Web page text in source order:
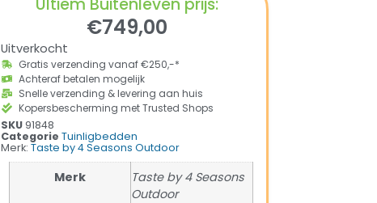
Ultiem Buitenleven prijs:
€749,00
Uitverkocht
Gratis verzending vanaf €250,-*
Achteraf betalen mogelijk
Snelle verzending & levering aan huis
Kopersbescherming met Trusted Shops
SKU91848
Categorie Tuinligbedden
Merk: Taste by 4 Seasons Outdoor
Merk
Taste by 4 Seasons
Outdoor